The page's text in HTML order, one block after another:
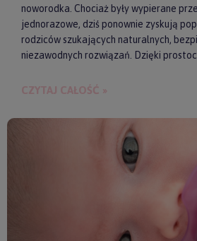
noworodka. Chociaż były wypierane
jednorazowe, dziś ponownie zyskują
rodziców szukających naturalnych,
niezawodnych rozwiązań. Dzięki
przyjazne dla skóry niemowlęcia.
CZYTAJ CAŁOŚĆ »